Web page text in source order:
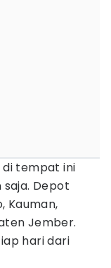
di tempat ini
Depot
Kauman,
Jember.
hari dari